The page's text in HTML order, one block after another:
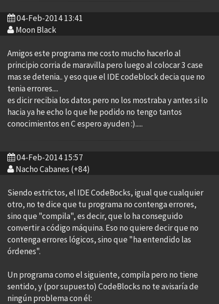
04-Feb-2014 13:41
Moon Black
Amigos este programa me costo mucho hacerlo al
principio corria de maravilla pero luego al colocar 3 case
mas se detenia.. y eso que el IDE codeblock decia que no
tenia errores....
es dicir recibia los datos pero no los mostraba y antes si lo
hacia ya he echo lo que he podido no tengo tantos
conocimientos en C espero ayuden :).....
04-Feb-2014 15:57
Nacho Cabanes (+84)
Siendo estrictos, el IDE CodeBocks, igual que cualquier
otro, no te dice que tu programa no contenga errores,
sino que "compila", es decir, que lo ha conseguido
convertir a código máquina. Eso no quiere decir que no
contenga errores lógicos, sino que "ha entendido las
órdenes".
Un programa como el siguiente, compila pero no tiene
sentido, y (por supuesto) CodeBlocks no te avisaría de
ningún problema con él: